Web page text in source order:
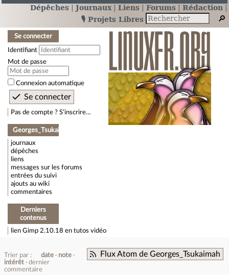
Dépêches Journaux Liens Forums
Rédaction
🎙️ Projets Libres
Se connecter
Identifiant
Mot de passe
Connexion automatique
Pas de compte ? S’inscrire…
Georges_Tsukaimah
journaux
dépêches
liens
messages sur les forums
entrées du suivi
ajouts au wiki
commentaires
Derniers
contenus
lien Gimp 2.10.18 en tutos vidéo
Flux Atom de Georges_Tsukaimah
Trier par : date
note
intérêt
dernier
commentaire